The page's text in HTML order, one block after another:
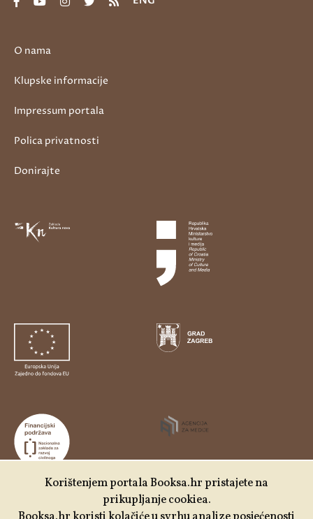
Udruga Kulturtreger je korisnik institucionalne podrške
O nama
Klupske informacije
Impressum portala
Polica privatnosti
Donirajte
Korištenjem portala Booksa.hr pristajete na
prikupljanje cookiea.